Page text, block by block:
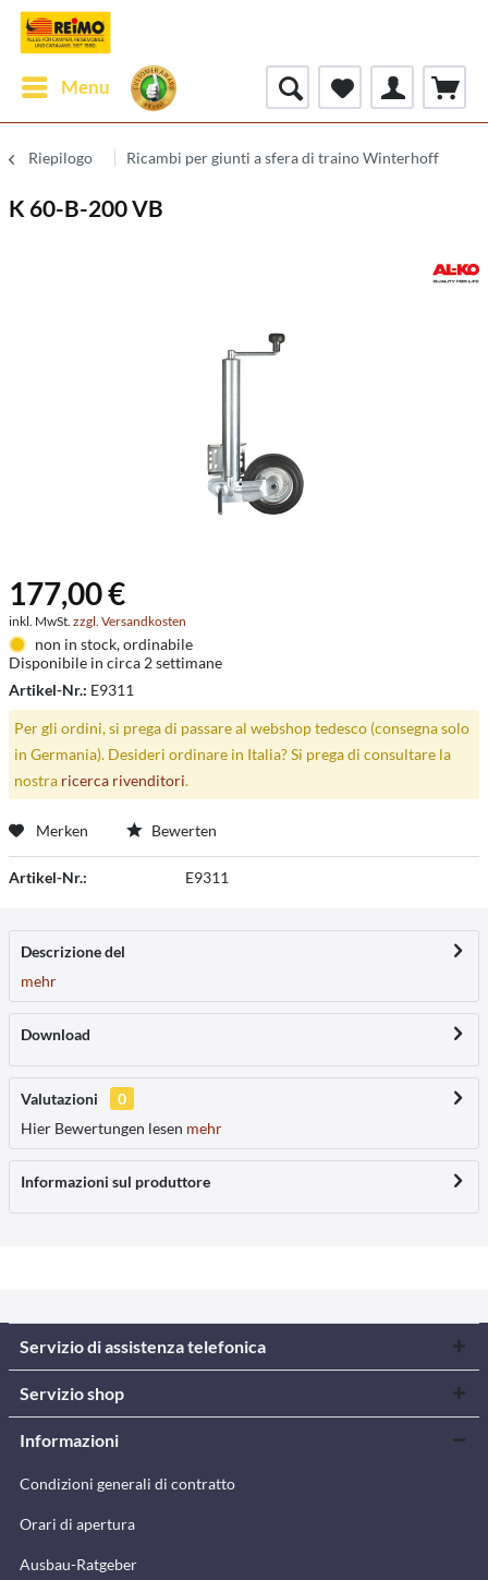
Menu
Riepilogo Ricambi per giunti a sfera di traino Winterhoff
K 60-B-200 VB
177,00 €
inkl. MwSt. zzgl. Versandkosten
non in stock, ordinabile
Disponibile in circa 2 settimane
Artikel-Nr.: E9311
Per gli ordini, si prega di passare al webshop tedesco (consegna solo
in Germania). Desideri ordinare in Italia? Si prega di consultare la
nostra ricerca rivenditori.
Merken Bewerten
Artikel-Nr.: E9311
Descrizione del
mehr
Download
Valutazioni
0
Hier Bewertungen lesen mehr
Informazioni sul produttore
Servizio di assistenza telefonica
Servizio shop
Informazioni
Condizioni generali di contratto
Orari di apertura
Ausbau-Ratgeber